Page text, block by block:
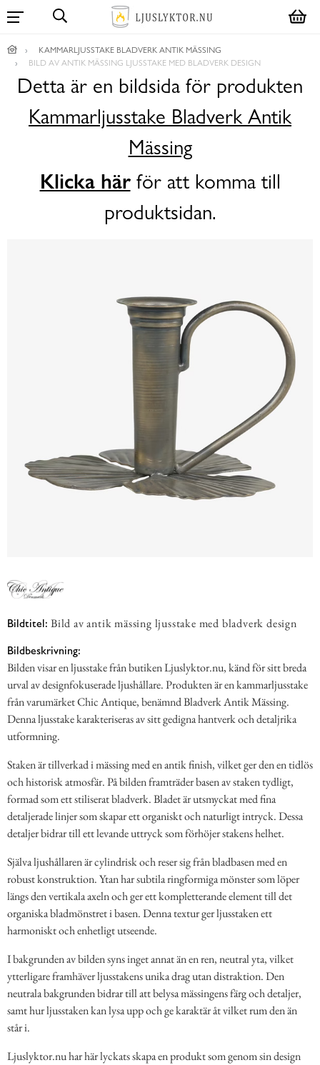
KAMMARLJUSSTAKE BLADVERK ANTIK MÄSSING
BILD AV ANTIK MÄSSING LJUSSTAKE MED BLADVERK DESIGN
Detta är en bildsida för produkten
Kammarljusstake Bladverk Antik
Mässing
Klicka härför att komma till
produktsidan.
Bildtitel: Bild av antik mässing ljusstake med bladverk design
Bildbeskrivning:
Bilden visar en ljusstake från butiken Ljuslyktor.nu, känd för sitt breda
urval av designfokuserade ljushållare. Produkten är en kammarljusstake
från varumärket Chic Antique, benämnd Bladverk Antik Mässing.
Denna ljusstake karakteriseras av sitt gedigna hantverk och detaljrika
utformning.
Staken är tillverkad i mässing med en antik finish, vilket ger den en tidlös
och historisk atmosfär. På bilden framträder basen av staken tydligt,
formad som ett stiliserat bladverk. Bladet är utsmyckat med fina
detaljerade linjer som skapar ett organiskt och naturligt intryck. Dessa
detaljer bidrar till ett levande uttryck som förhöjer stakens helhet.
Själva ljushållaren är cylindrisk och reser sig från bladbasen med en
robust konstruktion. Ytan har subtila ringformiga mönster som löper
längs den vertikala axeln och ger ett kompletterande element till det
organiska bladmönstret i basen. Denna textur ger ljusstaken ett
harmoniskt och enhetligt utseende.
I bakgrunden av bilden syns inget annat än en ren, neutral yta, vilket
ytterligare framhäver ljusstakens unika drag utan distraktion. Den
neutrala bakgrunden bidrar till att belysa mässingens färg och detaljer,
samt hur ljusstaken kan lysa upp och ge karaktär åt vilket rum den än
står i.
Ljuslyktor.nu har här lyckats skapa en produkt som genom sin design